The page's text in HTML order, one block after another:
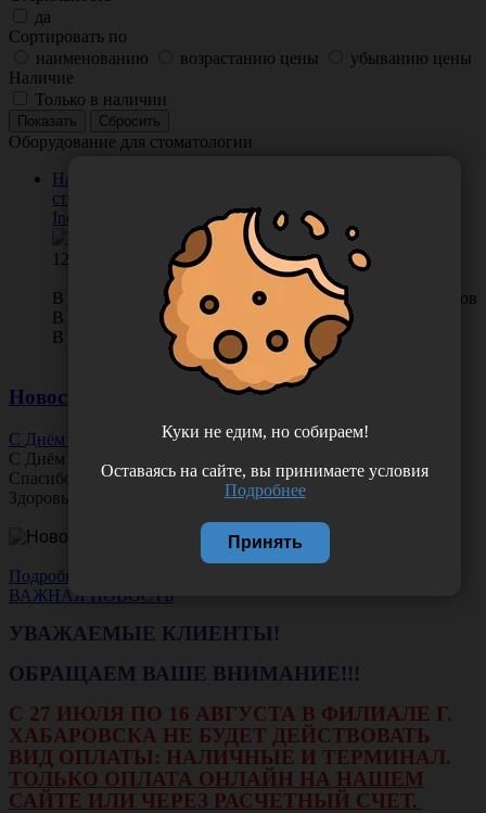
да
Сортировать по
наименованию
возрастанию цены
убыванию цены
Наличие
Только в наличии
Оборудование для стоматологии
Набор стоматологических инструментов JNB
стерильный одноразовый, Китай (Shanghai Dochem
Industries Co., Ltd.)
124.00
0 отзывов
В КОРЗИНУ
В наличии во Владивостоке 390 набор.
В наличии в Хабаровске 0 набор.
Новости
С Днём Офтальмолога!
С Днём
Спасибо за ясное зрение и заботу о пациентах.
Здоровья вам и новых профессиональных побед!
Подробнее
ВАЖНАЯ НОВОСТЬ
УВАЖАЕМЫЕ КЛИЕНТЫ!
ОБРАЩАЕМ ВАШЕ ВНИМАНИЕ!!!
С 27 ИЮЛЯ ПО 16 АВГУСТА В ФИЛИАЛЕ Г.
ХАБАРОВСКА НЕ БУДЕТ ДЕЙСТВОВАТЬ
ВИД ОПЛАТЫ: НАЛИЧНЫЕ И ТЕРМИНАЛ.
ТОЛЬКО ОПЛАТА ОНЛАЙН НА НАШЕМ
САЙТЕ ИЛИ ЧЕРЕЗ РАСЧЕТНЫЙ СЧЕТ.
Куки не едим, но собираем!
Оставаясь на сайте, вы принимаете условия
Подробнее
Принять